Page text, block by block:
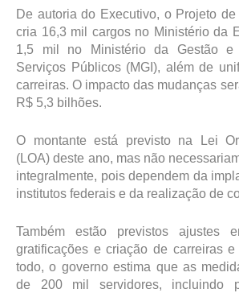
De autoria do Executivo, o Projeto
cria 16,3 mil cargos no Ministério da
1,5 mil no Ministério da Gestão e
Serviços Públicos (MGI), além de
carreiras. O impacto das mudanças
R$ 5,3 bilhões.
O montante está previsto na Lei
(LOA) deste ano, mas não
integralmente, pois dependem da
institutos federais e da realização de
Também estão previstos ajustes
gratificações e criação de carreiras
todo, o governo estima que as
de 200 mil servidores, incluindo